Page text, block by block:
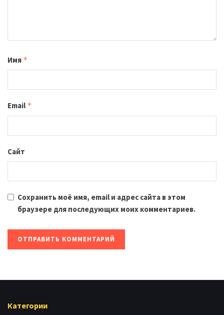
Имя *
Email *
Сайт
Сохранить моё имя, email и адрес сайта в этом
браузере для последующих моих комментариев.
Категории